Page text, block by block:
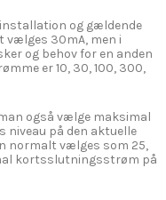
og gældende
30mA, men i
og behov for en anden
er 10, 30, 100, 300,
også vælge maksimal
på den aktuelle
normalt vælges som 25,
kortsslutningsstrøm på